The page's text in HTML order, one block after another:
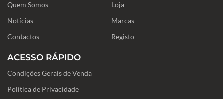
o
-
r
Quem Somos
Notícias
Contactos
Loja
Marcas
Registo
ACESSO RÁPIDO
Condições Gerais de Venda
Política de Privacidade